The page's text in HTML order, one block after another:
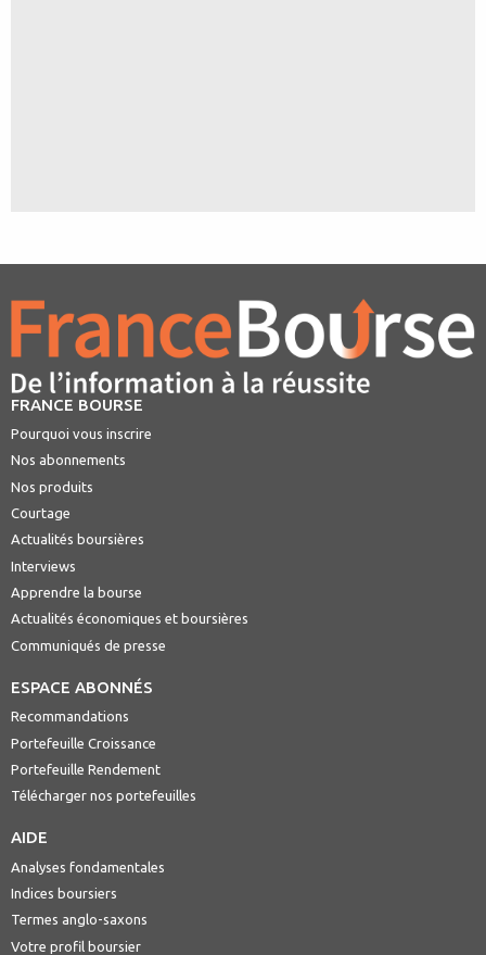
FRANCE BOURSE
Pourquoi vous inscrire
Nos abonnements
Nos produits
Courtage
Actualités boursières
Interviews
Apprendre la bourse
Actualités économiques et boursières
Communiqués de presse
ESPACE ABONNÉS
Recommandations
Portefeuille Croissance
Portefeuille Rendement
Télécharger nos portefeuilles
AIDE
Analyses fondamentales
Indices boursiers
Termes anglo-saxons
Votre profil boursier